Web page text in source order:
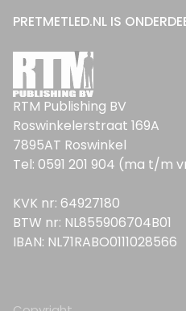
PRETMETLED.NL IS
RTM Publishing BV
Roswinkelerstraat 169A
7895AT Roswinkel
Tel: 0591 201 904 (ma t/m
KVK nr: 64927180
BTW nr: NL855906704B01
IBAN: NL71RABO0111028566